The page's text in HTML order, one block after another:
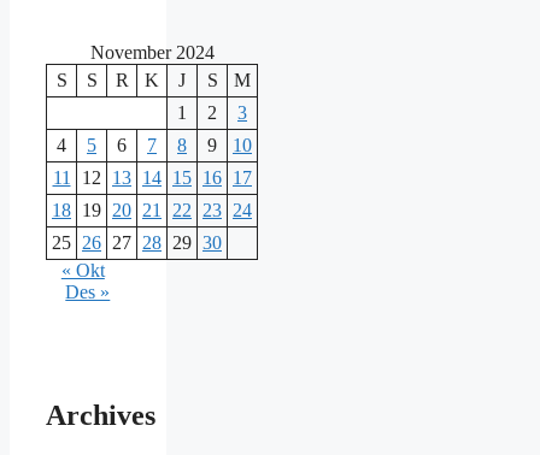
November 2024
S
S R K J S
M
1
2
3
4
5 6 7 8 9
10
11
12 13 14 15 16 17
18 19 20 21 22 23 24
25 26 27 28 29 30
« Okt
Des »
Archives